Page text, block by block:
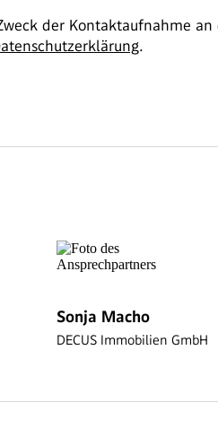
der Kontaktaufnahme
.
Sonja Macho
DECUS Immobilien GmbH